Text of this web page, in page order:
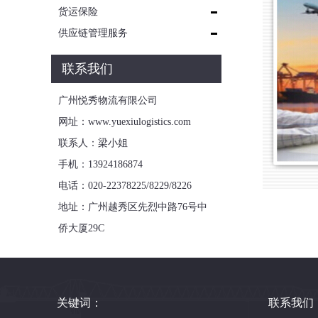
货运保险
供应链管理服务
联系我们
广州悦秀物流有限公司
网址：www.yuexiulogistics.com
联系人：梁小姐
手机：13924186874
电话：020-22378225/8229/8226
地址：广州越秀区先烈中路76号中
侨大厦29C
关键词： 联系我们